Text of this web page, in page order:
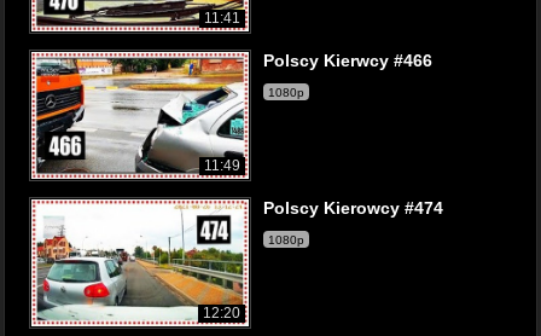
11:41
11:49
Polscy Kierwcy #466
1080p
12:20
Polscy Kierowcy #474
1080p